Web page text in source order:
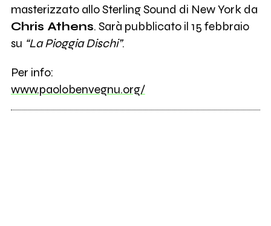
masterizzato allo Sterling Sound di New York da
Chris Athens. Sarà pubblicato il 15 febbraio
su “La Pioggia Dischi”.
Per info:
www.paolobenvegnu.org/